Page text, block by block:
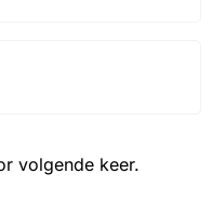
volgende keer.